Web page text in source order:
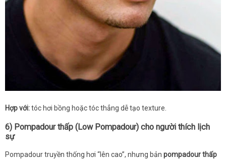
Hợp với:tóc hơi bồng hoặc tóc thẳng dễ tạo texture.
6) Pompadour thấp (Low Pompadour) cho người thích lịch
sự
Pompadour truyền thống hơi “lên cao”, nhưng bản pompadour thấp